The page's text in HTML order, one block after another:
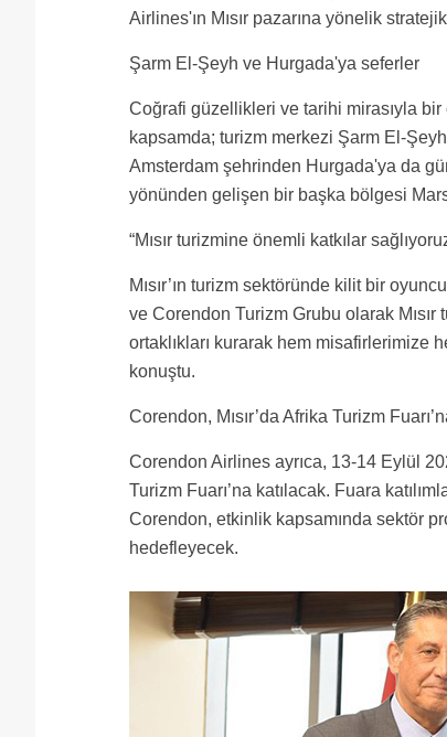
Airlines'ın Mısır pazarına yönelik
Şarm El-Şeyh ve Hurgada'ya seferler
Coğrafi güzellikleri ve tarihi mirasıyla
kapsamda; turizm merkezi Şarm El-
Amsterdam şehrinden Hurgada'ya da
yönünden gelişen bir başka bölgesi
“Mısır turizmine önemli katkılar
Mısır’ın turizm sektöründe kilit bir
ve Corendon Turizm Grubu olarak
ortaklıkları kurarak hem misafirlerimize
konuştu.
Corendon, Mısır’da Afrika Turizm
Corendon Airlines ayrıca, 13-14 Eylül
Turizm Fuarı’na katılacak. Fuara
Corendon, etkinlik kapsamında sektör
hedefleyecek.